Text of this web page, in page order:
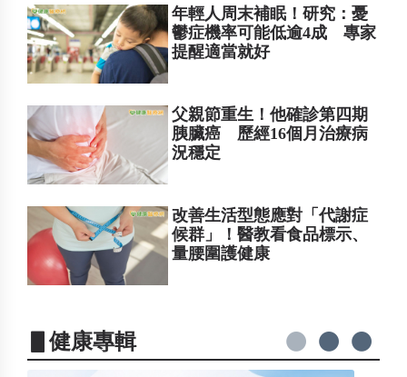
年輕人周末補眠！研究：憂
鬱症機率可能低逾4成 專家
提醒適當就好
父親節重生！他確診第四期
胰臟癌 歷經16個月治療病
況穩定
改善生活型態應對「代謝症
候群」！醫教看食品標示、
量腰圍護健康
▋健康專輯